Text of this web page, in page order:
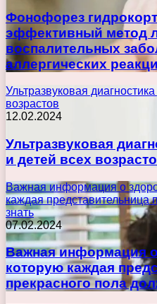
Фонофорез
эффективный метод
воспалительных
аллергических
Ультразвуковая
возрастов
12.02.2024
Ультразвуковая
и детей всех
Важная информация о
каждая представительница
знать
07.02.2024
Важная информация
которую каждая
прекрасного пола